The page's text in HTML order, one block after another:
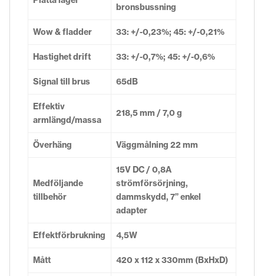
bronsbussning
Wow & fladder 33: +/-0,23%; 45: +/-0,21%
Hastighet drift 33: +/-0,7%; 45: +/-0,6%
Signal till brus 65dB
Effektiv
armlängd/massa
218,5 mm / 7,0 g
Överhäng Väggmålning 22 mm
Medföljande
tillbehör
15V DC / 0,8A
strömförsörjning,
dammskydd, 7” enkel
adapter
Effektförbrukning 4,5W
Mått 420 x 112 x 330mm (BxHxD)